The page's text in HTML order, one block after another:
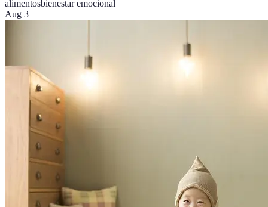
alimentosbienestar emocional
Aug 3